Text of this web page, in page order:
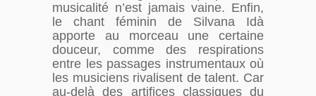
musicalité n’est jamais vaine. Enfin,
le chant féminin de Silvana Idà
apporte au morceau une certaine
douceur, comme des respirations
entre les passages instrumentaux où
les musiciens rivalisent de talent. Car
au-delà des artifices classiques du